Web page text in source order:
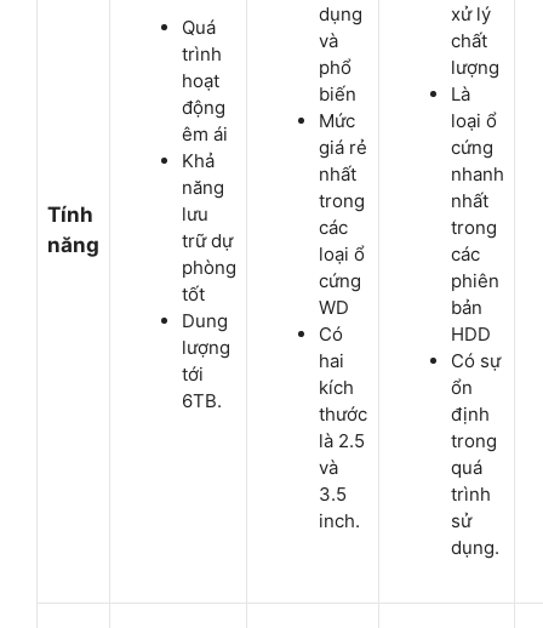
Tính
năng
Quá
trình
hoạt
động
êm ái
Khả
năng
lưu
trữ dự
phòng
tốt
Dung
lượng
tới
6TB.
dụng
và
phổ
biến
Mức
giá rẻ
nhất
trong
các
loại ổ
cứng
WD
Có
hai
kích
thước
là 2.5
và
3.5
inch.
xử lý
chất
lượng
Là
loại ổ
cứng
nhanh
nhất
trong
các
phiên
bản
HDD
Có sự
ổn
định
trong
quá
trình
sử
dụng.